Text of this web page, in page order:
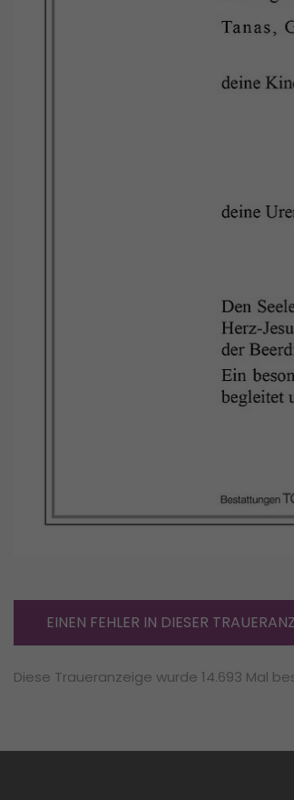
EINEN FEHLER IN DIESER
Diese Traueranzeige wurde 14.693 Mal